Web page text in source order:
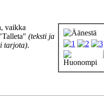
vaikka
(teksti ja
tarjota).